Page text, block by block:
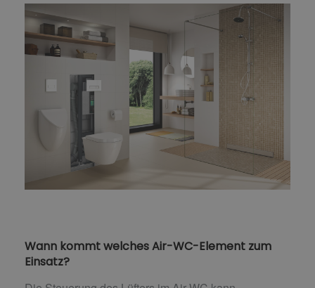
Wann kommt welches Air-WC-Element zum
Einsatz?